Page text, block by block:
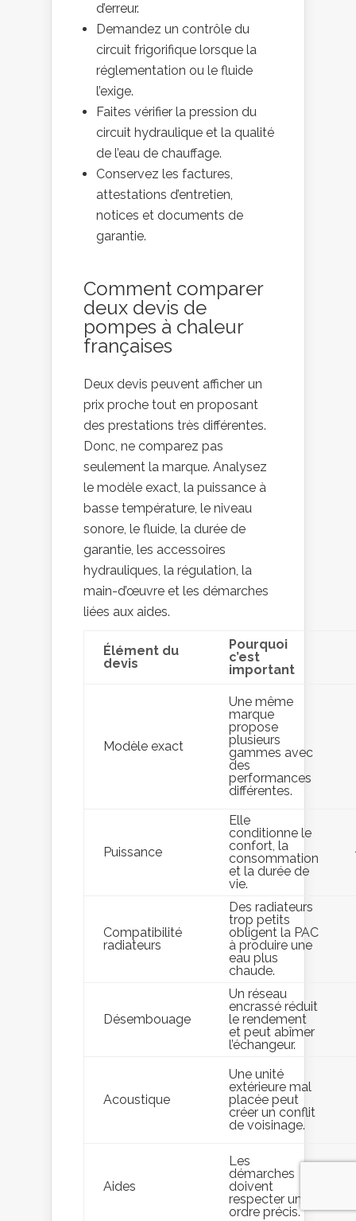
d’erreur.
Demandez un contrôle du
circuit frigorifique lorsque la
réglementation ou le fluide
l’exige.
Faites vérifier la pression du
circuit hydraulique et la qualité
de l’eau de chauffage.
Conservez les factures,
attestations d’entretien,
notices et documents de
garantie.
Comment comparer
deux devis de
pompes à chaleur
françaises
Deux devis peuvent afficher un
prix proche tout en proposant
des prestations très différentes.
Donc, ne comparez pas
seulement la marque. Analysez
le modèle exact, la puissance à
basse température, le niveau
sonore, le fluide, la durée de
garantie, les accessoires
hydrauliques, la régulation, la
main-d’œuvre et les démarches
liées aux aides.
Élément du
devis
Pourquoi
c’est
important
Modèle exact
Une même
marque
propose
plusieurs
gammes avec
des
performances
différentes.
Puissance
Elle
conditionne le
confort, la
consommation
et la durée de
vie.
Compatibilité
radiateurs
Des radiateurs
trop petits
obligent la PAC
à produire une
eau plus
chaude.
Désembouage
Un réseau
encrassé réduit
le rendement
et peut abîmer
l’échangeur.
Acoustique
Une unité
extérieure mal
placée peut
créer un conflit
de voisinage.
Aides
Les
démarches
doivent
respecter un
ordre précis.